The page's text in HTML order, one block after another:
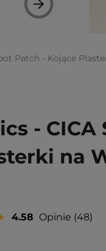
Patch - Kojące
- CICA
na
4.58 Opinie 48